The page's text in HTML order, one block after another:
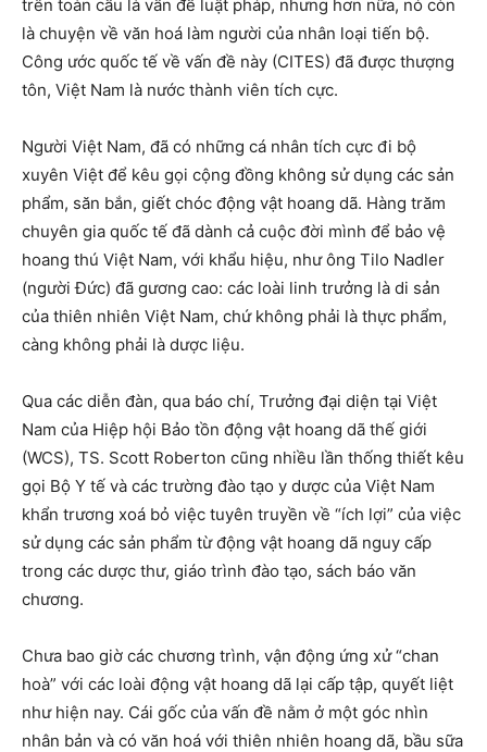
trên toàn cầu là vấn đề luật pháp, nhưng hơn nữa, nó còn
là chuyện về văn hoá làm người của nhân loại tiến bộ.
Công ước quốc tế về vấn đề này (CITES) đã được thượng
tôn, Việt Nam là nước thành viên tích cực.
Người Việt Nam, đã có những cá nhân tích cực đi bộ
xuyên Việt để kêu gọi cộng đồng không sử dụng các sản
phẩm, săn bắn, giết chóc động vật hoang dã. Hàng trăm
chuyên gia quốc tế đã dành cả cuộc đời mình để bảo vệ
hoang thú Việt Nam, với khẩu hiệu, như ông Tilo Nadler
(người Đức) đã gương cao: các loài linh trưởng là di sản
của thiên nhiên Việt Nam, chứ không phải là thực phẩm,
càng không phải là dược liệu.
Qua các diễn đàn, qua báo chí, Trưởng đại diện tại Việt
Nam của Hiệp hội Bảo tồn động vật hoang dã thế giới
(WCS), TS. Scott Roberton cũng nhiều lần thống thiết kêu
gọi Bộ Y tế và các trường đào tạo y dược của Việt Nam
khẩn trương xoá bỏ việc tuyên truyền về “ích lợi” của việc
sử dụng các sản phẩm từ động vật hoang dã nguy cấp
trong các dược thư, giáo trình đào tạo, sách báo văn
chương.
Chưa bao giờ các chương trình, vận động ứng xử “chan
hoà” với các loài động vật hoang dã lại cấp tập, quyết liệt
như hiện nay. Cái gốc của vấn đề nằm ở một góc nhìn
nhân bản và có văn hoá với thiên nhiên hoang dã, bầu sữa